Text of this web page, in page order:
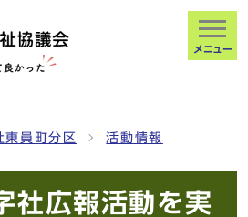
メニュー
東員町分区 活動情報
社広報活動を実